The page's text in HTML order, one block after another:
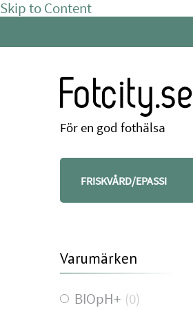
Skip to Content
Fotcity.se
För en god fothälsa
FRISKVÅRD/EPASSI
Varumärken
BIOpH+ (0)